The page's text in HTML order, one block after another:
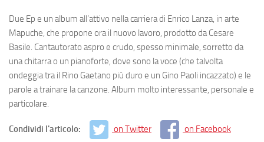
Due Ep e un album all’attivo nella carriera di Enrico Lanza, in arte
Mapuche, che propone ora il nuovo lavoro, prodotto da Cesare
Basile. Cantautorato aspro e crudo, spesso minimale, sorretto da
una chitarra o un pianoforte, dove sono la voce (che talvolta
ondeggia tra il Rino Gaetano più duro e un Gino Paoli incazzato) e le
parole a trainare la canzone. Album molto interessante, personale e
particolare.
Condividi l'articolo: on Twitter on Facebook